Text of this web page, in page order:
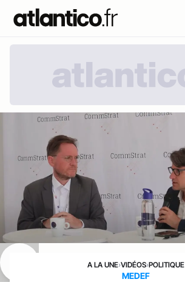
A LA UNE›VIDÉOS›POLITIQUE
MEDEF